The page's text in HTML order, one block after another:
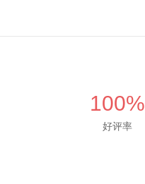
100%
好评率